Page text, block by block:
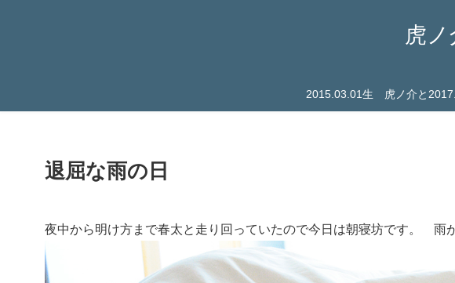
虎
2015.03.01生 虎ノ介と
退屈な雨の日
夜中から明け方まで春太と走り回っていたので今日は朝寝坊です。 雨